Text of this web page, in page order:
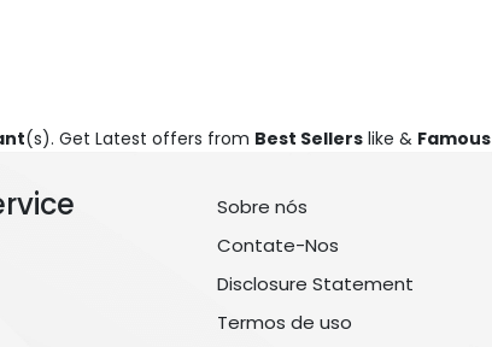
(s). Get Latest offers from Best Sellers like &
Sobre nós
Contate-Nos
Disclosure Statement
Termos de uso